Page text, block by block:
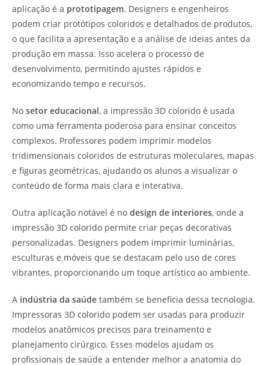
aplicação é a prototipagem. Designers e engenheiros
podem criar protótipos coloridos e detalhados de produtos,
o que facilita a apresentação e a análise de ideias antes da
produção em massa. Isso acelera o processo de
desenvolvimento, permitindo ajustes rápidos e
economizando tempo e recursos.
No setor educacional, a impressão 3D colorido é usada
como uma ferramenta poderosa para ensinar conceitos
complexos. Professores podem imprimir modelos
tridimensionais coloridos de estruturas moleculares, mapas
e figuras geométricas, ajudando os alunos a visualizar o
conteúdo de forma mais clara e interativa.
Outra aplicação notável é no design de interiores, onde a
impressão 3D colorido permite criar peças decorativas
personalizadas. Designers podem imprimir luminárias,
esculturas e móveis que se destacam pelo uso de cores
vibrantes, proporcionando um toque artístico ao ambiente.
A indústria da saúde também se beneficia dessa tecnologia.
Impressoras 3D colorido podem ser usadas para produzir
modelos anatômicos precisos para treinamento e
planejamento cirúrgico. Esses modelos ajudam os
profissionais de saúde a entender melhor a anatomia do